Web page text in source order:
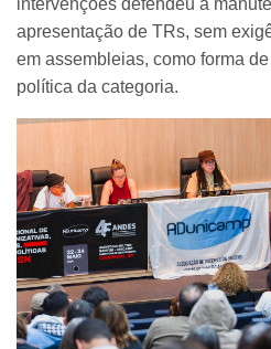
intervenções defendeu a
apresentação de TRs, sem
em assembleias, como forma
política da categoria.